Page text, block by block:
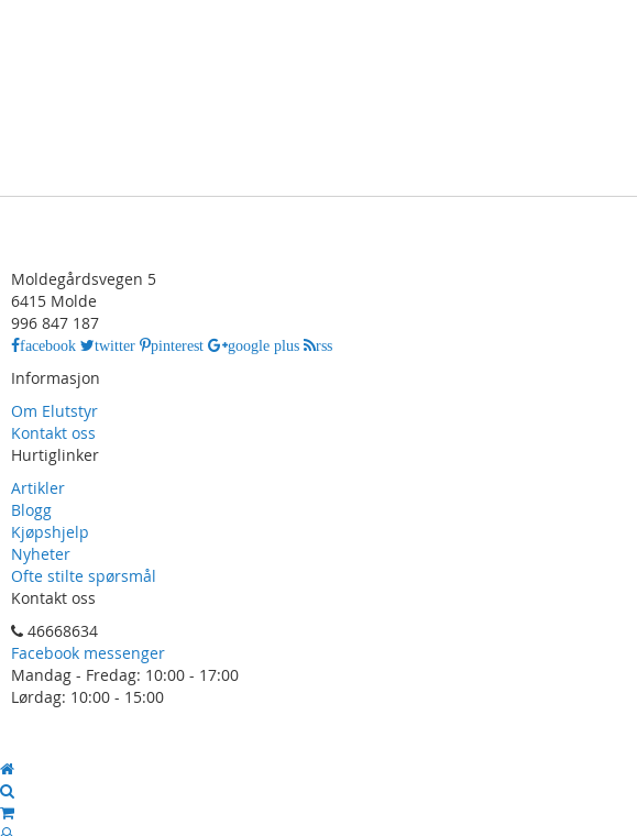
Moldegårdsvegen 5
6415 Molde
996 847 187
facebook twitter pinterest google plus rss
Informasjon
Om Elutstyr
Kontakt oss
Hurtiglinker
Artikler
Blogg
Kjøpshjelp
Nyheter
Ofte stilte spørsmål
Kontakt oss
46668634
Facebook messenger
Mandag - Fredag: 10:00 - 17:00
Lørdag: 10:00 - 15:00